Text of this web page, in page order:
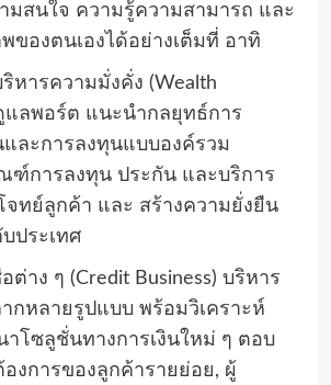
มสนใจ ความรู้ความสามารถ และ
ของตนเองได้อย่างเต็มที่ อาทิ
หารความมั่งคั่ง (Wealth
แลพอร์ต แนะนำกลยุทธ์การ
และการลงทุนแบบองค์รวม
การลงทุน ประกัน และบริการ
จทย์ลูกค้า และ สร้างความยั่งยืน
ประเทศ
ต่าง ๆ (Credit Business) บริหาร
กหลายรูปแบบ พร้อมวิเคราะห์
โซลูชั่นทางการเงินใหม่ ๆ ตอบ
งการของลูกค้ารายย่อย, ผู้